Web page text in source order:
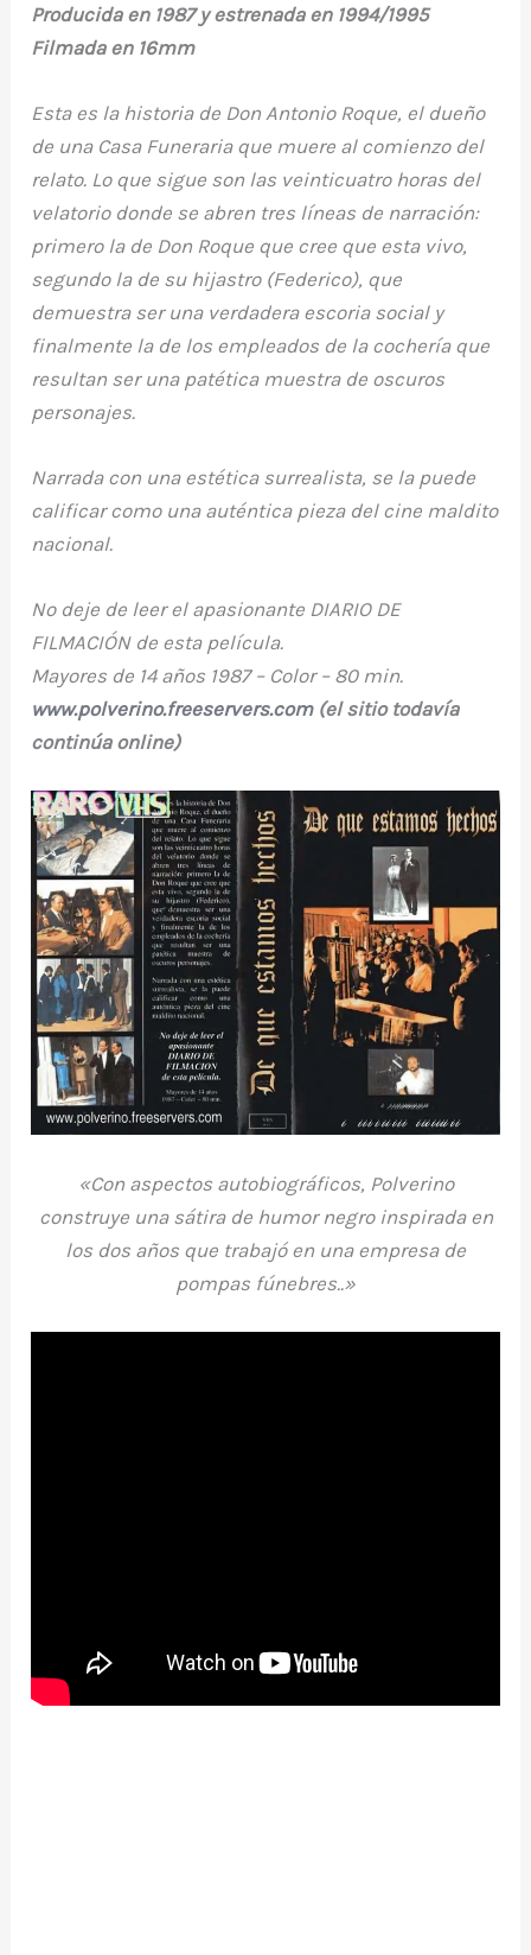
Producida en 1987 y estrenada en 1994/1995
Filmada en 16mm
Esta es la historia de Don Antonio Roque, el dueño
de una Casa Funeraria que muere al comienzo del
relato. Lo que sigue son las veinticuatro horas del
velatorio donde se abren tres líneas de narración:
primero la de Don Roque que cree que esta vivo,
segundo la de su hijastro (Federico), que
demuestra ser una verdadera escoria social y
finalmente la de los empleados de la cochería que
resultan ser una patética muestra de oscuros
personajes.
Narrada con una estética surrealista, se la puede
calificar como una auténtica pieza del cine maldito
nacional.
No deje de leer el apasionante DIARIO DE
FILMACIÓN de esta película.
Mayores de 14 años 1987 – Color – 80 min.
www.polverino.freeservers.com(el sitio todavía
continúa online)
«Con aspectos autobiográficos, Polverino
construye una sátira de humor negro inspirada en
los dos años que trabajó en una empresa de
pompas fúnebres..»